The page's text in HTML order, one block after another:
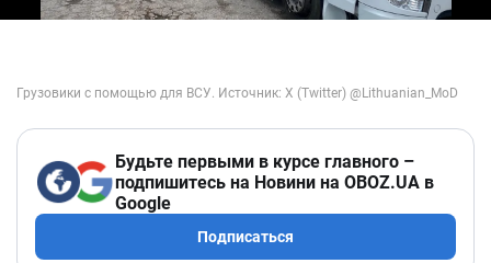
Будьте первыми в курсе главного –
подпишитесь на Новини на OBOZ.UA в
Google
Подписаться